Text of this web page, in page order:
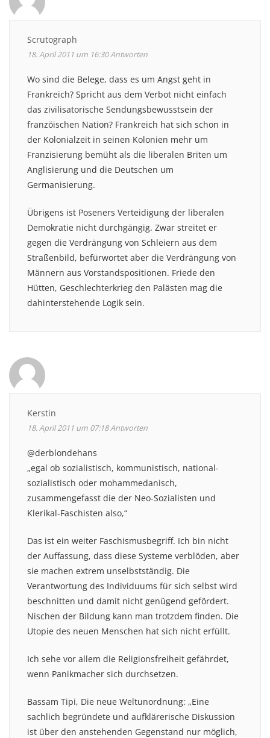
Scrutograph
18. April 2011 um 16:30Antworten
Wo sind die Belege, dass es um Angst geht in
Frankreich? Spricht aus dem Verbot nicht einfach
das zivilisatorische Sendungsbewusstsein der
franzöischen Nation? Frankreich hat sich schon in
der Kolonialzeit in seinen Kolonien mehr um
Franzisierung bemüht als die liberalen Briten um
Anglisierung und die Deutschen um
Germanisierung.
Übrigens ist Poseners Verteidigung der liberalen
Demokratie nicht durchgängig. Zwar streitet er
gegen die Verdrängung von Schleiern aus dem
Straßenbild, befürwortet aber die Verdrängung von
Männern aus Vorstandspositionen. Friede den
Hütten, Geschlechterkrieg den Palästen mag die
dahinterstehende Logik sein.
Kerstin
18. April 2011 um 07:18Antworten
@derblondehans
„egal ob sozialistisch, kommunistisch, national-
sozialistisch oder mohammedanisch,
zusammengefasst die der Neo-Sozialisten und
Klerikal-Faschisten also,“
Das ist ein weiter Faschismusbegriff. Ich bin nicht
der Auffassung, dass diese Systeme verblöden, aber
sie machen extrem unselbstständig. Die
Verantwortung des Individuums für sich selbst wird
beschnitten und damit nicht genügend gefördert.
Nischen der Bildung kann man trotzdem finden. Die
Utopie des neuen Menschen hat sich nicht erfüllt.
Ich sehe vor allem die Religionsfreiheit gefährdet,
wenn Panikmacher sich durchsetzen.
Bassam Tipi, Die neue Weltunordnung: „Eine
sachlich begründete und aufklärerische Diskussion
ist über den anstehenden Gegenstand nur möglich,